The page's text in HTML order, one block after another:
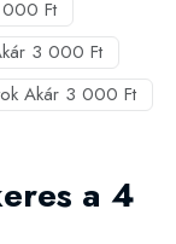
000 Ft
3 000 Ft
Akár 3 000 Ft
a 4